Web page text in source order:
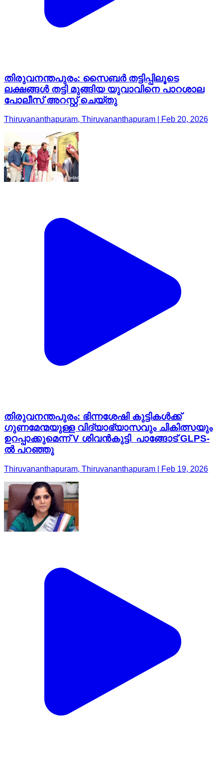
തിരുവനന്തപുരം: സൈബർ തട്ടിപ്പിലൂടെ
ലക്ഷങ്ങൾ തട്ടി മുങ്ങിയ യുവാവിനെ പാറശാല
പോലീസ് അറസ്റ്റ് ചെയ്തു
Thiruvananthapuram, Thiruvananthapuram | Feb 20, 2026
തിരുവനന്തപുരം: ഭിന്നശേഷി കുട്ടികൾക്ക്
ഗുണമേന്മയുള്ള വിദ്യാഭ്യാസവും ചികിത്സയും
ഉറപ്പാക്കുമെന്ന് V ശിവൻകുട്ടി പാങ്ങോട് GLPS-
ൽ പറഞ്ഞു
Thiruvananthapuram, Thiruvananthapuram | Feb 19, 2026